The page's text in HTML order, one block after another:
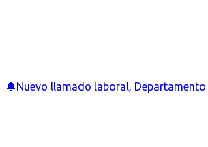
🔔Nuevo llamado laboral, Departamento